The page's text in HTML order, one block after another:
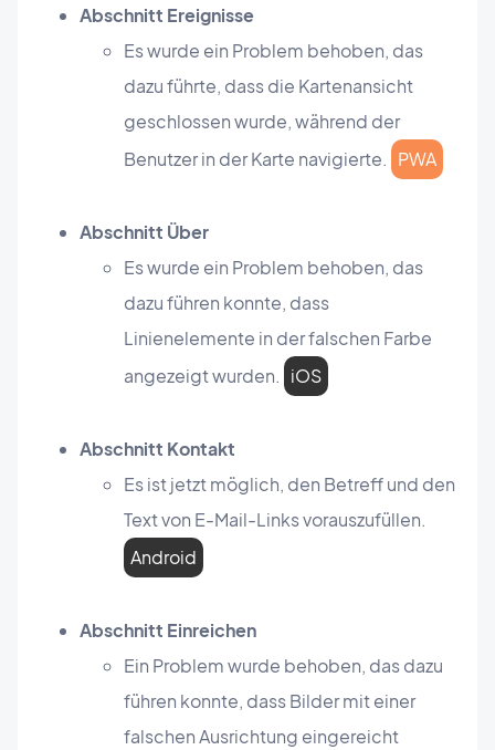
Abschnitt Ereignisse
Es wurde ein Problem behoben, das
dazu führte, dass die Kartenansicht
geschlossen wurde, während der
Benutzer in der Karte navigierte. PWA
Abschnitt Über
Es wurde ein Problem behoben, das
dazu führen konnte, dass
Linienelemente in der falschen Farbe
angezeigt wurden. iOS
Abschnitt Kontakt
Es ist jetzt möglich, den Betreff und den
Text von E-Mail-Links vorauszufüllen.
Android
Abschnitt Einreichen
Ein Problem wurde behoben, das dazu
führen konnte, dass Bilder mit einer
falschen Ausrichtung eingereicht